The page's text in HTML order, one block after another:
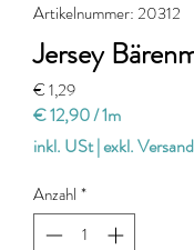
Artikelnummer: 20312
Jersey
€ 1,29Preis
€ 12,90/1m
€ 12,90
pro
1
Meter
inkl. USt|exkl.
Anzahl *